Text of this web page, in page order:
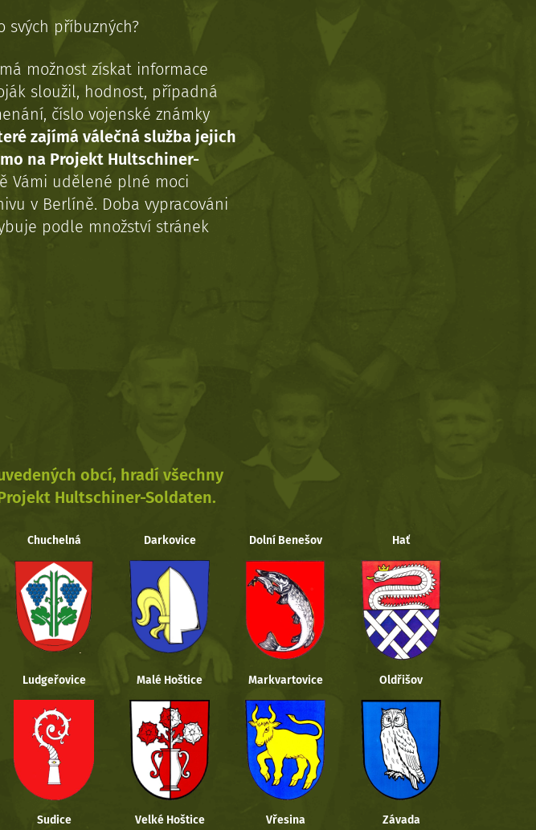
svých příbuzných?
možnost získat informace
sloužil, hodnost, případná
číslo vojenské známky
zajímá válečná služba jejich
na Projekt Hultschiner-
Vámi udělené plné moci
v Berlíně. Doba vypracováni
podle množství stránek
obcí, hradí všechny
Hultschiner-Soldaten.
Chuchelná Darkovice Dolní Benešov Hať
Ludgeřovice Malé Hoštice Markvartovice Oldřišov
Sudice Velké Hoštice Vřesina Závada